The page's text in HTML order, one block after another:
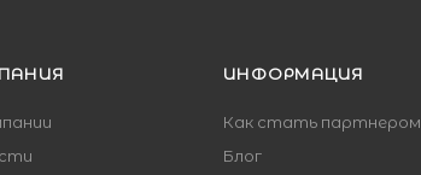
ИНФОРМАЦИЯ
Как стать партнером
Блог